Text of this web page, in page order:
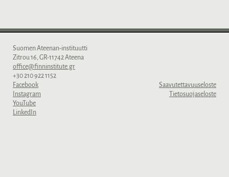
Suomen Ateenan-instituutti
Zitrou 16, GR-11742 Ateena
office@finninstitute.gr
+30 210 922 1152
Facebook
Instagram
YouTube
LinkedIn
Saavutettavuuseloste
Tietosuojaseloste